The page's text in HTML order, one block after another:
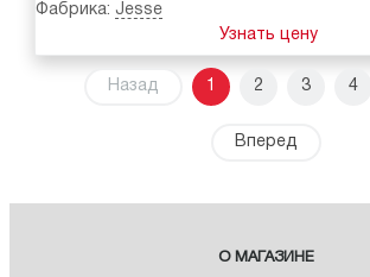
Фабрика: Jesse
Узнать цену
Назад 1 2 3 4
Вперед
О МАГАЗИНЕ